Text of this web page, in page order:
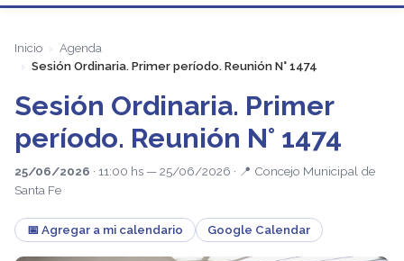
Inicio
Agenda
Sesión Ordinaria. Primer período. Reunión N° 1474
Sesión Ordinaria. Primer
período. Reunión N° 1474
25/06/2026 · 11:00 hs — 25/06/2026 · 📍 Concejo Municipal de
Santa Fe
📅 Agregar a mi calendario Google Calendar